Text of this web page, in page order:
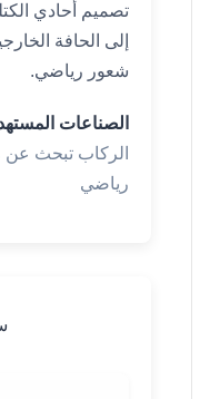
تصميم أحادي
إلى الحافة
شعور رياضي.
الصناعات
الركاب تبحث
رياضي